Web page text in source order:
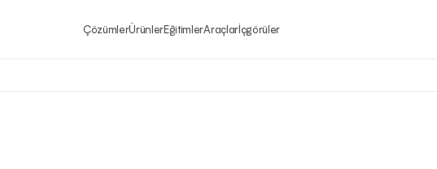
ÇözümlerÜrünlerEğitimlerAraçlarİçgörüler